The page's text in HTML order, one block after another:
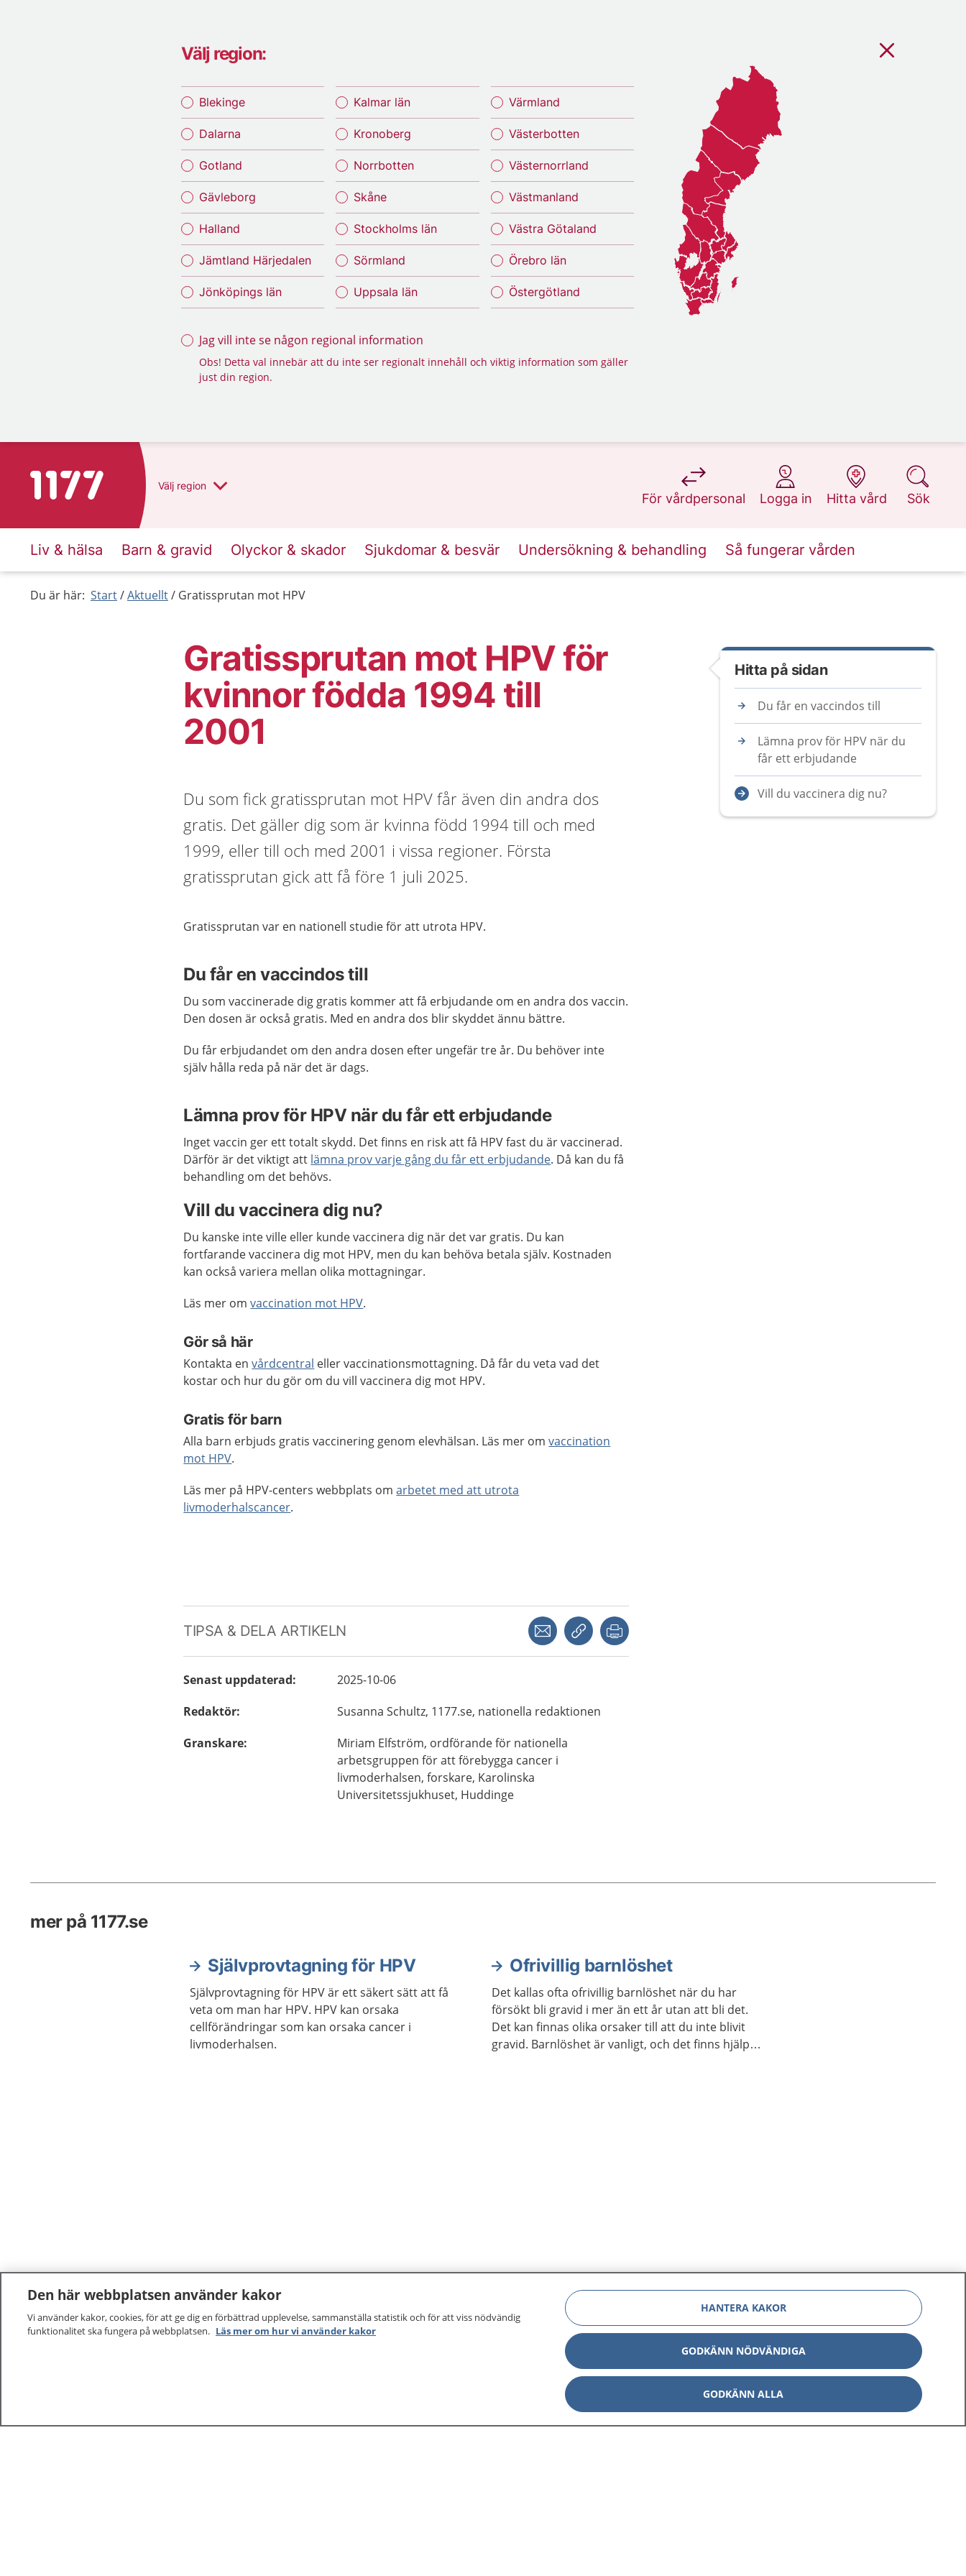
Välj region:
Blekinge
Dalarna
Gotland
Gävleborg
Halland
Jämtland Härjedalen
Jönköpings län
Kalmar län
Kronoberg
Norrbotten
Skåne
Stockholms län
Sörmland
Uppsala län
Värmland
Västerbotten
Västernorrland
Västmanland
Västra Götaland
Örebro län
Östergötland
Jag vill inte se någon regional information
Obs! Detta val innebär att du inte ser regionalt innehåll och viktig information som gäller
just din region.
Till startsidan för 1177 Välj region
För vårdpersonal
på 1177.se
Logga in
på 1177.se
Hitta vård
på 1177.se
Sök
på 1177.se
Liv & hälsa Barn & gravid Olyckor & skador Sjukdomar & besvär Undersökning & behandling Så fungerar vården
Du är här: Start Aktuellt Gratissprutan mot HPV
Gratissprutan mot HPV för
kvinnor födda 1994 till
2001
Du som fick gratissprutan mot HPV får även din andra dos
gratis. Det gäller dig som är kvinna född 1994 till och med
1999, eller till och med 2001 i vissa regioner. Första
gratissprutan gick att få före 1 juli 2025.
Gratissprutan var en nationell studie för att utrota HPV.
Du får en vaccindos till
Du som vaccinerade dig gratis kommer att få erbjudande om en andra dos vaccin.
Den dosen är också gratis. Med en andra dos blir skyddet ännu bättre.
Du får erbjudandet om den andra dosen efter ungefär tre år. Du behöver inte
själv hålla reda på när det är dags.
Lämna prov för HPV när du får ett erbjudande
Inget vaccin ger ett totalt skydd. Det finns en risk att få HPV fast du är vaccinerad.
Därför är det viktigt att lämna prov varje gång du får ett erbjudande. Då kan du få
behandling om det behövs.
Vill du vaccinera dig nu?
Du kanske inte ville eller kunde vaccinera dig när det var gratis. Du kan
fortfarande vaccinera dig mot HPV, men du kan behöva betala själv. Kostnaden
kan också variera mellan olika mottagningar.
Läs mer omvaccination mot HPV.
Gör så här
Kontakta envårdcentral eller vaccinationsmottagning. Då får du veta vad det
kostar och hur du gör om du vill vaccinera dig mot HPV.
Gratis för barn
Alla barn erbjuds gratis vaccinering genom elevhälsan. Läs mer omvaccination
mot HPV.
Läs mer på HPV-centers webbplats omarbetet med att utrota
livmoderhalscancer.
TIPSA & DELA ARTIKELN Dela via mejlKopiera länk
Senast uppdaterad:
2025-10-06
Redaktör: Susanna Schultz, 1177.se, nationella redaktionen
Granskare: Miriam Elfström, ordförande för nationella
arbetsgruppen för att förebygga cancer i
livmoderhalsen, forskare, Karolinska
Universitetssjukhuset, Huddinge
Hitta på sidan
Du får en vaccindos till
Lämna prov för HPV när du
får ett erbjudande
Vill du vaccinera dig nu?
mer på 1177.se
Självprovtagning för HPV
Självprovtagning för HPV är ett säkert sätt att få
veta om man har HPV. HPV kan orsaka
cellförändringar som kan orsaka cancer i
livmoderhalsen.
Ofrivillig barnlöshet
Det kallas ofta ofrivillig barnlöshet när du har
försökt bli gravid i mer än ett år utan att bli det.
Det kan finnas olika orsaker till att du inte blivit
gravid. Barnlöshet är vanligt, och det finns hjälp
Den här webbplatsen använder kakor
Vi använder kakor, cookies, för att ge dig en förbättrad upplevelse, sammanställa statistik och för att viss nödvändig
funktionalitet ska fungera på webbplatsen. Läs mer om hur vi använder kakor
HANTERA KAKOR
GODKÄNN NÖDVÄNDIGA
GODKÄNN ALLA